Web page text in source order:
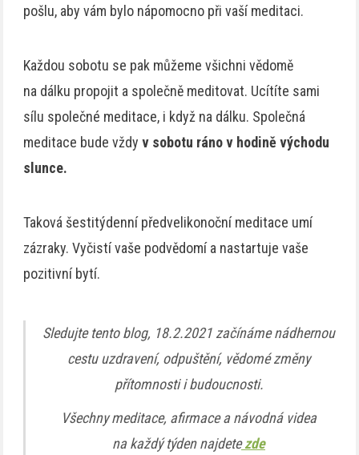
pošlu, aby vám bylo nápomocno při vaší meditaci.
Každou sobotu se pak můžeme všichni vědomě
na dálku propojit a společně meditovat. Ucítíte sami
sílu společné meditace, i když na dálku. Společná
meditace bude vždyv sobotu ráno v hodině východu
slunce.
Taková šestitýdenní předvelikonoční meditace umí
zázraky. Vyčistí vaše podvědomí a nastartuje vaše
pozitivní bytí.
Sledujte tento blog, 18.2.2021 začínáme nádhernou
cestu uzdravení, odpuštění, vědomé změny
přítomnosti i budoucnosti.
Všechny meditace, afirmace a návodná videa
na každý týden najdetezde